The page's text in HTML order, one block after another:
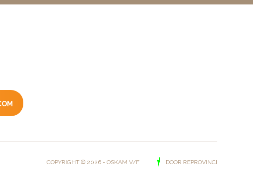
COPYRIGHT © 2026 - OSKAM V/F DOOR REPROVINCI